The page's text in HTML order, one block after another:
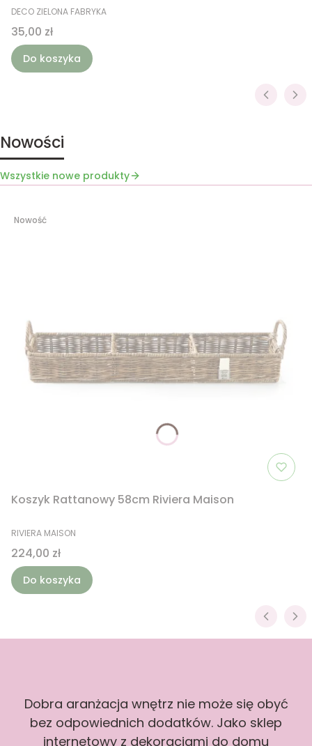
PRODUCENT
DECO ZIELONA FABRYKA
Cena
35,00 zł
Do koszyka
Nowości
Wszystkie nowe produkty
Nowość
Koszyk Rattanowy 58cm Riviera Maison
PRODUCENT
RIVIERA MAISON
Cena
224,00 zł
Do koszyka
Dobra aranżacja wnętrz nie może się obyć
bez odpowiednich dodatków. Jako sklep
internetowy z dekoracjami do domu